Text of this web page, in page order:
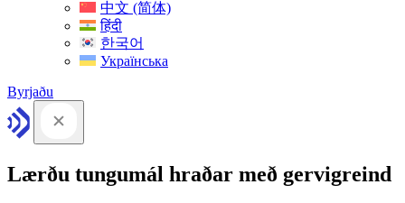
中文 (简体)
हिंदी
한국어
Українська
Byrjaðu
Lærðu tungumál hraðar með gervigreind